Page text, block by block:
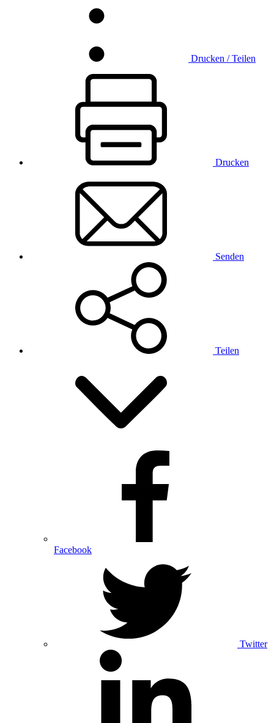
Drucken / Teilen
Drucken
Senden
Teilen
Facebook
Twitter